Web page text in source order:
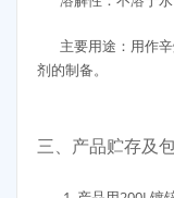
主要用途：用作辛
剂的制备。
三、产品贮存及包